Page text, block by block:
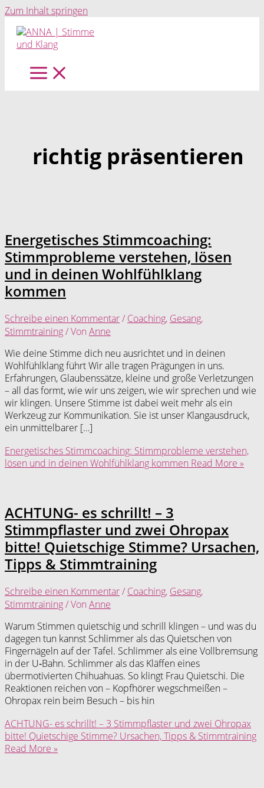
Zum Inhalt springen
richtig präsentieren
Energetisches Stimmcoaching:
Stimmprobleme verstehen, lösen
und in deinen Wohlfühlklang
kommen
Schreibe einen Kommentar/ Coaching, Gesang,
Stimmtraining/ Von Anne
Wie deine Stimme dich neu ausrichtet und in deinen
Wohlfühlklang führt Wir alle tragen Prägungen in uns.
Erfahrungen, Glaubenssätze, kleine und große Verletzungen
– all das formt, wie wir uns zeigen, wie wir sprechen und wie
wir klingen. Unsere Stimme ist dabei weit mehr als ein
Werkzeug zur Kommunikation. Sie ist unser Klangausdruck,
ein unmittelbarer […]
Energetisches Stimmcoaching: Stimmprobleme verstehen,
lösen und in deinen Wohlfühlklang kommen Read More »
ACHTUNG- es schrillt! – 3
Stimmpflaster und zwei Ohropax
bitte! Quietschige Stimme? Ursachen,
Tipps & Stimmtraining
Schreibe einen Kommentar/ Coaching, Gesang,
Stimmtraining/ Von Anne
Warum Stimmen quietschig und schrill klingen – und was du
dagegen tun kannst Schlimmer als das Quietschen von
Fingernägeln auf der Tafel. Schlimmer als eine Vollbremsung
in der U‑Bahn. Schlimmer als das Kläffen eines
übermotivierten Chihuahuas. So klingt Frau Quietschi. Die
Reaktionen reichen von – Kopfhörer wegschmeißen –
Ohropax rein beim Besuch – bis hin
ACHTUNG- es schrillt! – 3 Stimmpflaster und zwei Ohropax
bitte! Quietschige Stimme? Ursachen, Tipps & Stimmtraining
Read More »